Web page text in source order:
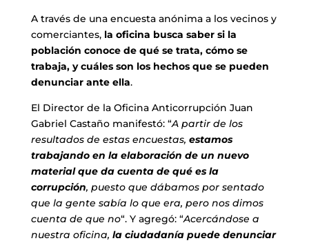
A través de una encuesta anónima a los vecinos y
comerciantes, la oficina busca saber si la
población conoce de qué se trata, cómo se
trabaja, y cuáles son los hechos que se pueden
denunciar ante ella.
El Director de la Oficina Anticorrupción Juan
Gabriel Castaño manifestó: “A partir de los
resultados de estas encuestas, estamos
trabajando en la elaboración de un nuevo
material que da cuenta de qué es la
corrupción, puesto que dábamos por sentado
que la gente sabía lo que era, pero nos dimos
cuenta de que no“. Y agregó: “Acercándose a
nuestra oficina, la ciudadanía puede denunciar